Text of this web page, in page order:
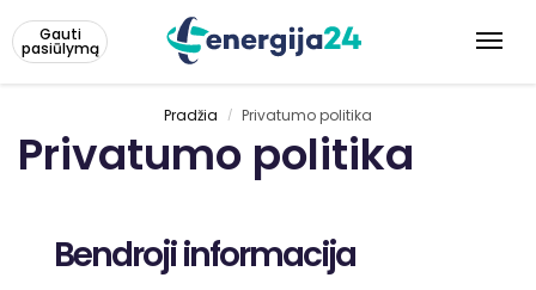
Gauti
pasiūlymą
Pradžia / Privatumo politika
Privatumo politika
Bendroji informacija